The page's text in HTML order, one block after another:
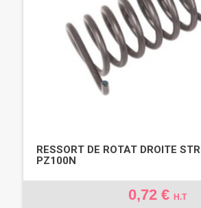
RESSORT DE ROTAT DROITE
PZ100N
0,72 € H.T